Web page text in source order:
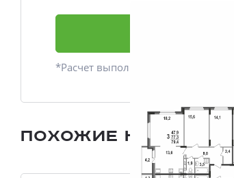
*Расчет выполнен приблизительно
Похожие квартиры